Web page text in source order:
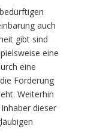
auch
gibt sind
eine
eine
Forderung
Weiterhin
dieser